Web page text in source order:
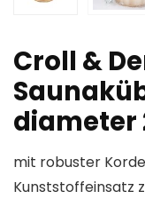
Croll &
diameter
mit robuster
Kunststoffeinsatz